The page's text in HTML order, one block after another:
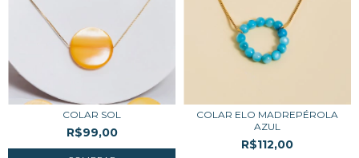
COLAR SOL
R$99,00
COLAR ELO MADREPÉROLA
AZUL
R$112,00